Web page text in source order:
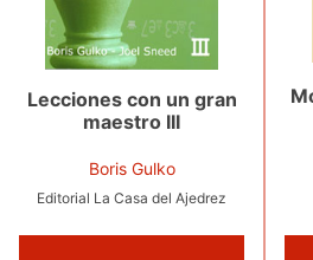
Lecciones con un gran
maestro III
Boris Gulko
Editorial La Casa del Ajedrez